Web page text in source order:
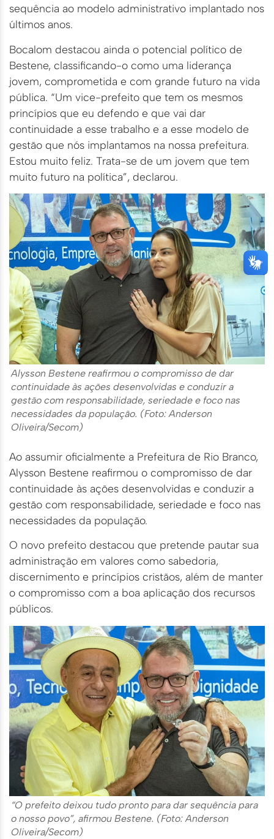
sequência ao modelo administrativo implantado nos
últimos anos.
Bocalom destacou ainda o potencial político de
Bestene, classificando-o como uma liderança
jovem, comprometida e com grande futuro na vida
pública. “Um vice-prefeito que tem os mesmos
princípios que eu defendo e que vai dar
continuidade a esse trabalho e a esse modelo de
gestão que nós implantamos na nossa prefeitura.
Estou muito feliz. Trata-se de um jovem que tem
muito futuro na política”, declarou.
Alysson Bestene reafirmou o compromisso de dar
continuidade às ações desenvolvidas e conduzir a
gestão com responsabilidade, seriedade e foco nas
necessidades da população. (Foto: Anderson
Oliveira/Secom)
Ao assumir oficialmente a Prefeitura de Rio Branco,
Alysson Bestene reafirmou o compromisso de dar
continuidade às ações desenvolvidas e conduzir a
gestão com responsabilidade, seriedade e foco nas
necessidades da população.
O novo prefeito destacou que pretende pautar sua
administração em valores como sabedoria,
discernimento e princípios cristãos, além de manter
o compromisso com a boa aplicação dos recursos
públicos.
“O prefeito deixou tudo pronto para dar sequência para
o nosso povo”, afirmou Bestene. (Foto: Anderson
Oliveira/Secom)